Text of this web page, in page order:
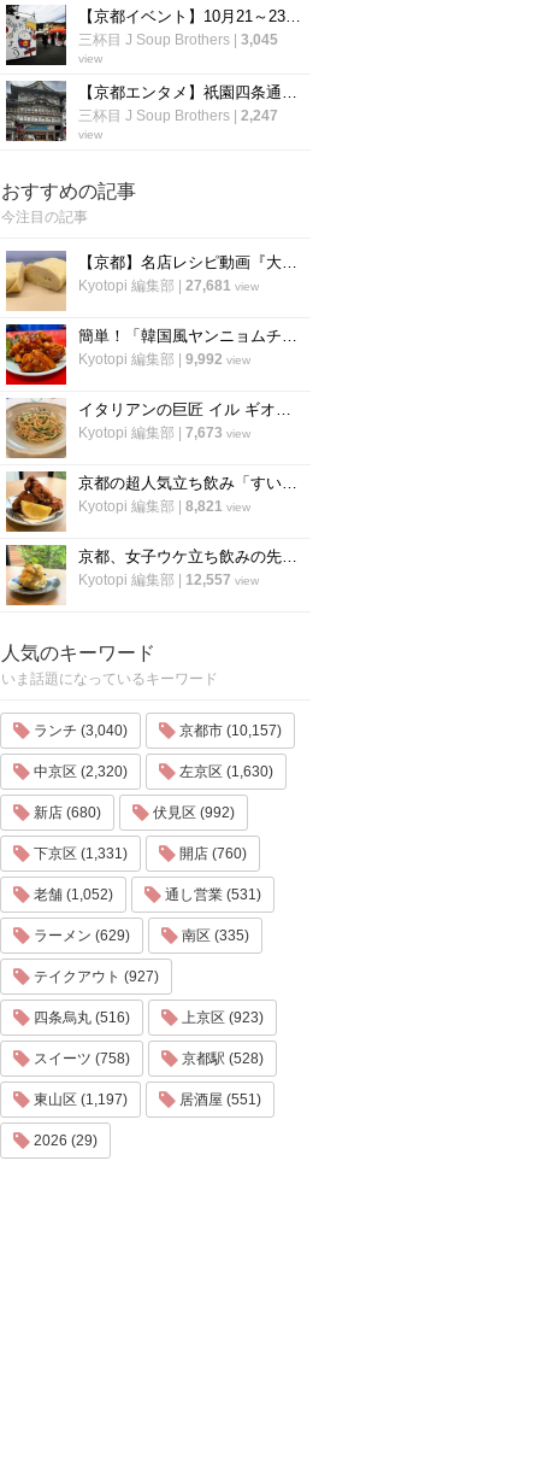
【京都イベント】10月21～23日開催☆京都最大級の大陶器市「清水焼の郷まつり」
三杯目 J Soup Brothers| 3,045
view
【京都エンタメ】祇園四条通り歌舞伎発祥地『京都南座』の夏以降が熱い！注目作品続々☆
三杯目 J Soup Brothers| 2,247
view
おすすめの記事
今注目の記事
【京都】名店レシピ動画『大徳寺さいき家』直伝 「ふわふわ だし巻き卵」の作り方！
Kyotopi 編集部 27,681 view
簡単！「韓国風ヤンニョムチキン」の作り方！京都の人気韓国料理店『ナム』に教わりました！
Kyotopi 編集部 9,992 view
イタリアンの巨匠 イル ギオットーネ笹島シェフ直伝「ボンゴレビアンコ」の作り方
Kyotopi 編集部 7,673 view
京都の超人気立ち飲み「すいば」が美味しい『から揚げ』の作り方を伝授！
Kyotopi 編集部 8,821 view
京都、女子ウケ立ち飲みの先駆者「すいば」の人気メニュー『ポテトサラダ』の作り方
Kyotopi 編集部 12,557 view
人気のキーワード
いま話題になっているキーワード
ランチ (3,040) 京都市 (10,157)
中京区 (2,320) 左京区 (1,630)
新店 (680) 伏見区 (992)
下京区 (1,331) 開店 (760)
老舗 (1,052) 通し営業 (531)
ラーメン (629) 南区 (335)
テイクアウト (927)
四条烏丸 (516) 上京区 (923)
スイーツ (758) 京都駅 (528)
東山区 (1,197) 居酒屋 (551)
2026 (29)